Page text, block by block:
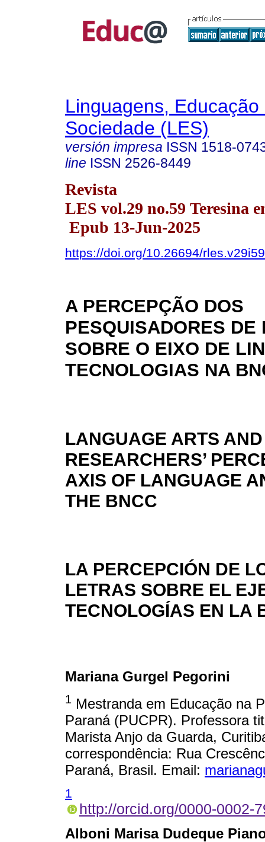
Linguagens, Educação
Sociedade (LES)
versión impresa ISSN 1518-
line ISSN 2526-8449
Revista
LES vol.29 no.59 Teresina
Epub 13-Jun-2025
https://doi.org/10.26694/
A PERCEPÇÃO DOS
PESQUISADORES DE
SOBRE O EIXO DE
TECNOLOGIAS NA
LANGUAGE ARTS
RESEARCHERS’
AXIS OF LANGUAGE
THE BNCC
LA PERCEPCIÓN DE
LETRAS SOBRE EL
TECNOLOGÍAS EN LA
Mariana Gurgel Pegorini
1 Mestranda em Educação na
Paraná (PUCPR). Professora
Marista Anjo da Guarda,
correspondência: Rua
Paraná, Brasil. Email:
1
http://orcid.org/0000-0002-
Alboni Marisa Dudeque